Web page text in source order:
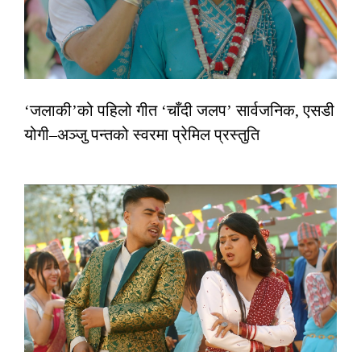
‘जलाकी’को पहिलो गीत ‘चाँदी जलप’ सार्वजनिक, एसडी
योगी–अञ्जु पन्तको स्वरमा प्रेमिल प्रस्तुति